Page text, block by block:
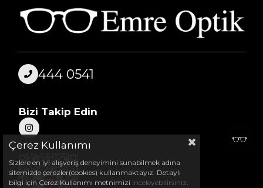
444 0541
Bizi Takip Edin
Çerez Kullanımı
Sizlere en iyi alışveriş deneyimini sunabilmek adına
sitemizde çerezler(cookies) kullanmaktayız. Detaylı
bilgi için Çerez Kullanımı metnimizi inceleyebilirsiniz.